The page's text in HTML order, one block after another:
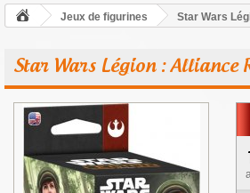
Jeux de figurines Star Wars
Star Wars Légion : Alliance